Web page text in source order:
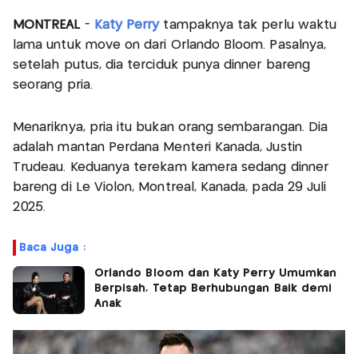
MONTREAL- Katy Perry tampaknya tak perlu waktu
lama untuk move on dari Orlando Bloom. Pasalnya,
setelah putus, dia terciduk punya dinner bareng
seorang pria.
Menariknya, pria itu bukan orang sembarangan. Dia
adalah mantan Perdana Menteri Kanada, Justin
Trudeau. Keduanya terekam kamera sedang dinner
bareng di Le Violon, Montreal, Kanada, pada 29 Juli
2025.
Baca Juga :
Orlando Bloom dan Katy Perry Umumkan
Berpisah, Tetap Berhubungan Baik demi
Anak